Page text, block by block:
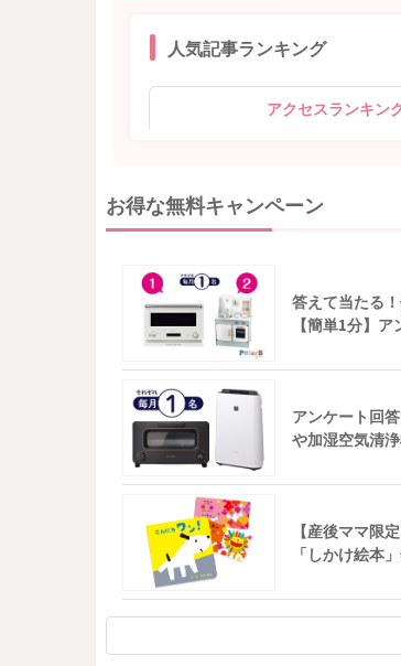
人気記事ランキング
アクセスランキン
お得な無料キャンペーン
答えて当たる
【簡単1分】
アンケート回
や加湿空気清
【産後ママ限
「しかけ絵本